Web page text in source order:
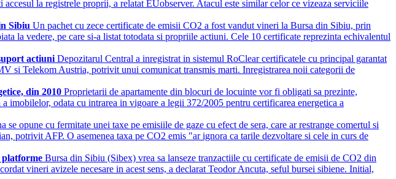
la registrele proprii, a relatat EUobserver. Atacul este similar celor ce vizeaza serviciile
Sibiu Un pachet cu zece certificate de emisii CO2 a fost vandut vineri la Bursa din Sibiu, prin
la vedere, pe care si-a listat totodata si propriile actiuni. Cele 10 certificate reprezinta echivalentul
actiuni Depozitarul Central a inregistrat in sistemul RoClear certificatele cu principal garantat
si Telekom Austria, potrivit unui comunicat transmis marti. Inregistrarea noii categorii de
din 2010 Proprietarii de apartamente din blocuri de locuinte vor fi obligati sa prezinte,
odata cu intrarea in vigoare a legii 372/2005 pentru certificarea energetica a
se opune cu fermitate unei taxe pe emisiile de gaze cu efect de sera, care ar restrange comertul si
potrivit AFP. O asemenea taxa pe CO2 emis "ar ignora ca tarile dezvoltare si cele in curs de
platforme Bursa din Sibiu (Sibex) vrea sa lanseze tranzactiile cu certificate de emisii de CO2 din
vineri avizele necesare in acest sens, a declarat Teodor Ancuta, seful bursei sibiene. Initial,